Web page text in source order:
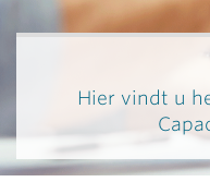
Hier vindt u